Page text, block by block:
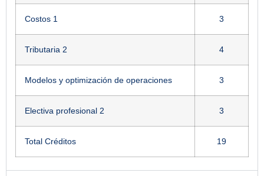
Costos 1 3
Tributaria 2 4
Modelos y optimización de operaciones 3
Electiva profesional 2 3
Total Créditos 19